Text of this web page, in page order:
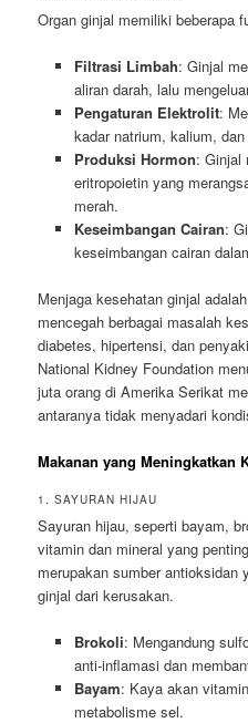
Organ ginjal memiliki beberapa
Filtrasi Limbah: Ginjal
aliran darah, lalu
Pengaturan Elektrolit:
kadar natrium, kalium,
Produksi Hormon: Ginjal
eritropoietin yang
merah.
Keseimbangan Cairan:
keseimbangan cairan
Menjaga kesehatan ginjal
mencegah berbagai masalah
diabetes, hipertensi, dan
National Kidney Foundation
juta orang di Amerika Serikat
antaranya tidak menyadari
Makanan yang Meningkatkan
1. SAYURAN HIJAU
Sayuran hijau, seperti bayam,
vitamin dan mineral yang
merupakan sumber antioksidan
ginjal dari kerusakan.
Brokoli: Mengandung
anti-inflamasi dan
Bayam: Kaya akan
metabolisme sel.